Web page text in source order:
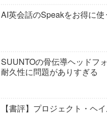
AI英会話のSpeakをお得に使
SUUNTOの骨伝導ヘッドフ
耐久性に問題がありすぎる
【書評】プロジェクト・ヘ